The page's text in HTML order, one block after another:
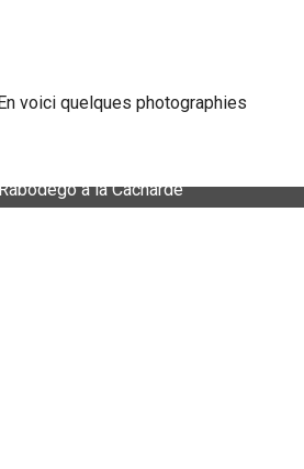
voici quelques photographies
à la Cacharde